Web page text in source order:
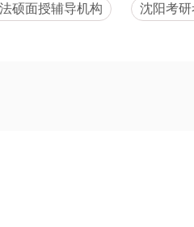
硕面授辅导机构 沈阳考